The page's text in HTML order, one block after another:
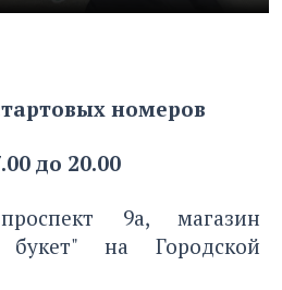
номеров
до 20.00
9а, магазин
букет" на Городской